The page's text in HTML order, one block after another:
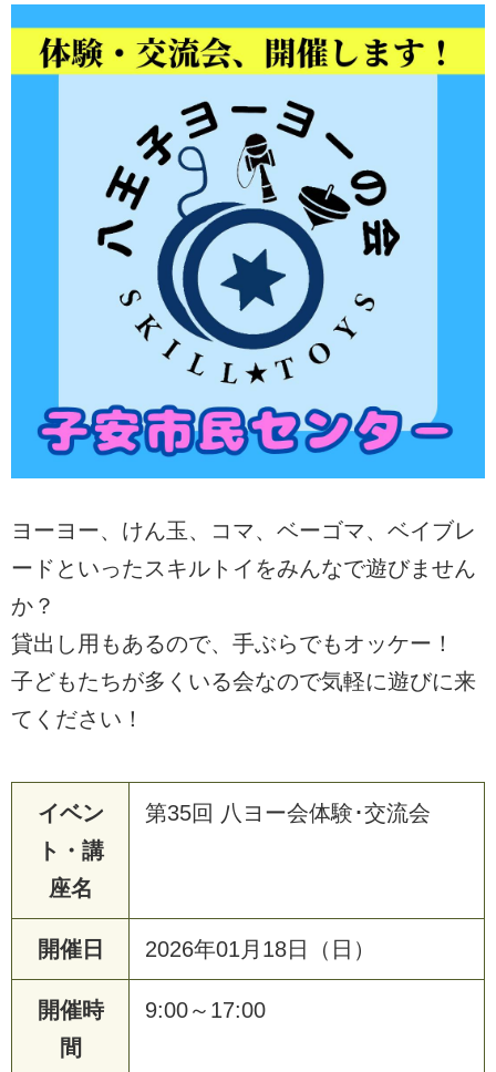
ヨーヨー、けん玉、コマ、ベーゴマ、ベイブレ
ードといったスキルトイをみんなで遊びません
か？
貸出し用もあるので、手ぶらでもオッケー！
子どもたちが多くいる会なので気軽に遊びに来
てください！
イベン
ト・講
座名
第35回 八ヨー会体験･交流会
開催日 2026年01月18日（日）
開催時
間
9:00～17:00